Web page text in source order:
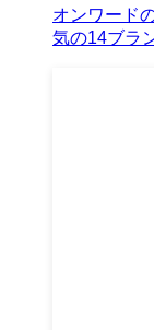
オンワード
気の14ブラ